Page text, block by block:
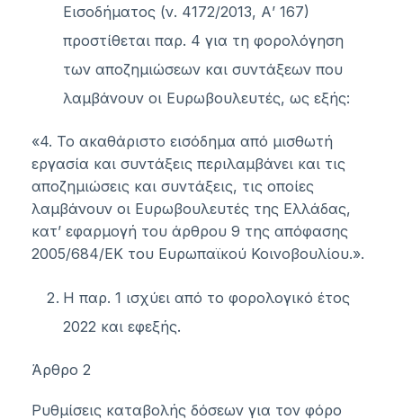
Εισοδήματος (ν. 4172/2013, Α’ 167)
προστίθεται παρ. 4 για τη φορολόγηση
των αποζημιώσεων και συντάξεων που
λαμβάνουν οι Ευρωβουλευτές, ως εξής:
«4. Το ακαθάριστο εισόδημα από μισθωτή
εργασία και συντάξεις περιλαμβάνει και τις
αποζημιώσεις και συντάξεις, τις οποίες
λαμβάνουν οι Ευρωβουλευτές της Ελλάδας,
κατ’ εφαρμογή του άρθρου 9 της απόφασης
2005/684/ΕΚ του Ευρωπαϊκού Κοινοβουλίου.».
Η παρ. 1 ισχύει από το φορολογικό έτος
2022 και εφεξής.
Άρθρο 2
Ρυθμίσεις καταβολής δόσεων για τον φόρο